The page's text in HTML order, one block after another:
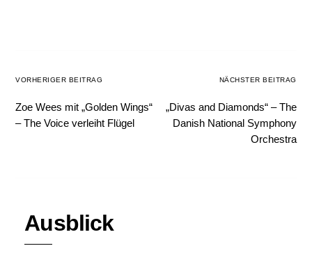
VORHERIGER BEITRAG
Zoe Wees mit „Golden Wings“
– The Voice verleiht Flügel
NÄCHSTER BEITRAG
„Divas and Diamonds“ – The
Danish National Symphony
Orchestra
Ausblick